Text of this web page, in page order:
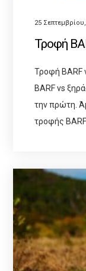
25
Τροφή
Τροφή BARF
BARF vs
την πρώτη.
τροφής